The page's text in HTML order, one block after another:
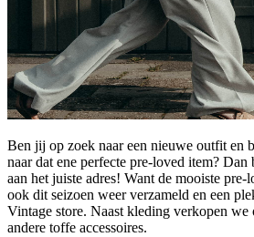
Ben jij op zoek naar een nieuwe outfit en
naar dat ene perfecte pre-loved item?
aan het juiste adres! Want de mooiste pre-
ook dit seizoen weer verzameld en een
Vintage store. Naast kleding verkopen we
andere toffe accessoires.